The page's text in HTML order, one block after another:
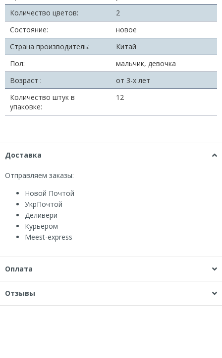
Количество цветов:
2
Состояние:
новое
Страна производитель:
Китай
Пол:
мальчик, девочка
Возраст :
от 3-х лет
Количество штук в
упаковке:
12
Доставка
Отправляем заказы:
Новой Почтой
УкрПочтой
Деливери
Курьером
Мeest-express
Оплата
Отзывы